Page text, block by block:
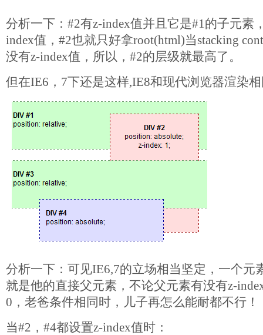
分析一下：#2有z-index值并且它是#1的子元素
index值，#2也就只好拿root(html)当stacking
没有z-index值，所以，#2的层级就最高了。
但在IE6，7下还是这样,IE8和现代浏览器渲染
分析一下：可见IE6,7的立场相当坚定，一个元
就是他的直接父元素，不论父元素有没有z-
0，老爸条件相同时，儿子再怎么能耐都不行！
当#2，#4都设置z-index值时：